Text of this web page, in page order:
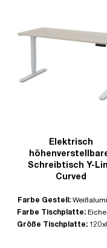
Elektrisch
Schreibtisch Y-
Curved
Farbe Gestell:
Farbe Tischplatte:
Größe Tischplatte: